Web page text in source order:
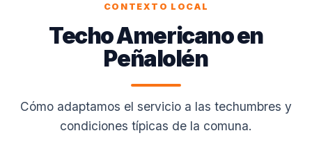
CONTEXTO LOCAL
Techo Americano en
Peñalolén
Cómo adaptamos el servicio a las techumbres y
condiciones típicas de la comuna.